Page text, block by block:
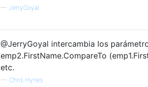
— JerryGoyal
@JerryGoyal intercambia los
emp2.FirstName.CompareTo
etc.
— Chris Hynes